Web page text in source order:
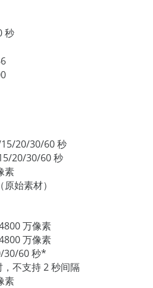
秒
20/30/60 秒
20/30/60 秒
素
始素材）
万像素
万像素
30/60 秒*
不支持 2 秒间隔
素